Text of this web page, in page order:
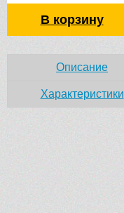
В корзину
Описание
Характеристики